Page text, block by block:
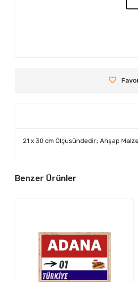
21 x 30 cm Ölçüsündedir.; Ahşap
Benzer Ürünler